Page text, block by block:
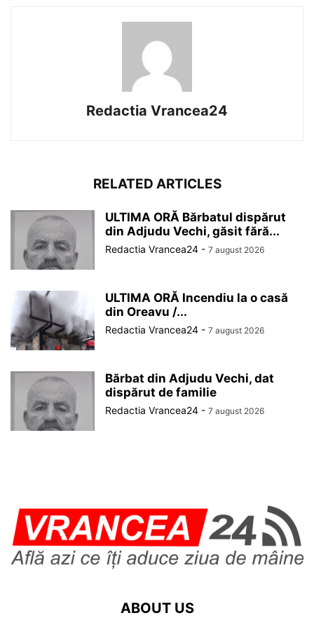
Redactia Vrancea24
RELATED ARTICLES
ULTIMA ORĂ Bărbatul dispărut
din Adjudu Vechi, găsit fără...
Redactia Vrancea24 - 7 august 2026
ULTIMA ORĂ Incendiu la o casă
din Oreavu /...
Redactia Vrancea24 - 7 august 2026
Bărbat din Adjudu Vechi, dat
dispărut de familie
Redactia Vrancea24 - 7 august 2026
ABOUT US